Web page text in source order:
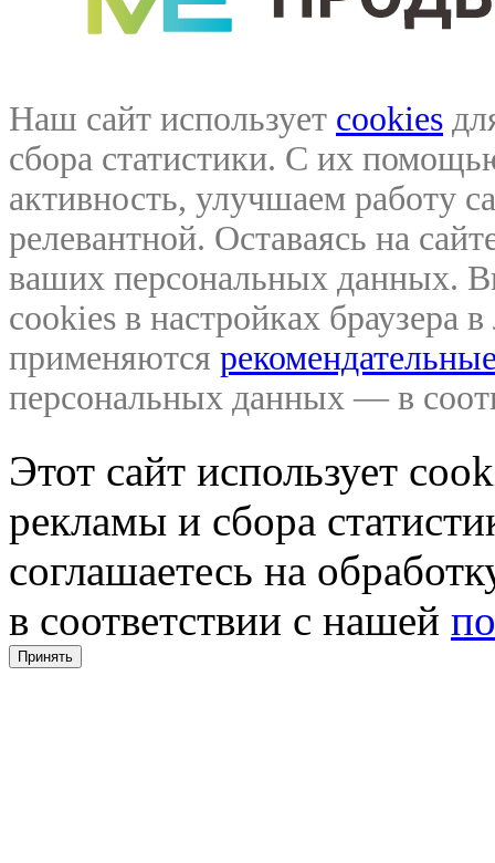
Наш сайт использует cookies
сбора статистики. С их
активность, улучшаем работу
релевантной. Оставаясь на
ваших персональных данных.
cookies в настройках браузера
применяются
персональных данных — в
Этот сайт использует
рекламы и сбора
соглашаетесь на
в соответствии с нашей
Принять